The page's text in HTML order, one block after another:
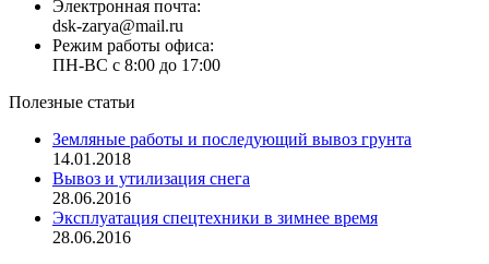
Электронная почта:
dsk-zarya@mail.ru
Режим работы офиса:
ПН-ВС с 8:00 до 17:00
Полезные статьи
Земляные работы и последующий вывоз грунта
14.01.2018
Вывоз и утилизация снега
28.06.2016
Эксплуатация спецтехники в зимнее время
28.06.2016